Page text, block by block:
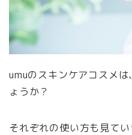
umuのスキンケアコスメ
ょうか？
それぞれの使い方も見てい